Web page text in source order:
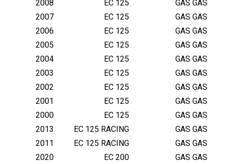
/
R
E
J
U
/
S
H
E
R
C
O
GAS GAS
EC 125
2008
GAS GAS
EC 125
2007
GAS GAS
EC 125
2006
GAS GAS
EC 125
2005
GAS GAS
EC 125
2004
GAS GAS
EC 125
2003
GAS GAS
EC 125
2002
GAS GAS
EC 125
2001
GAS GAS
EC 125
2000
GAS GAS
EC 125 RACING
2013
GAS GAS
EC 125 RACING
2011
GAS GAS
EC 200
2020